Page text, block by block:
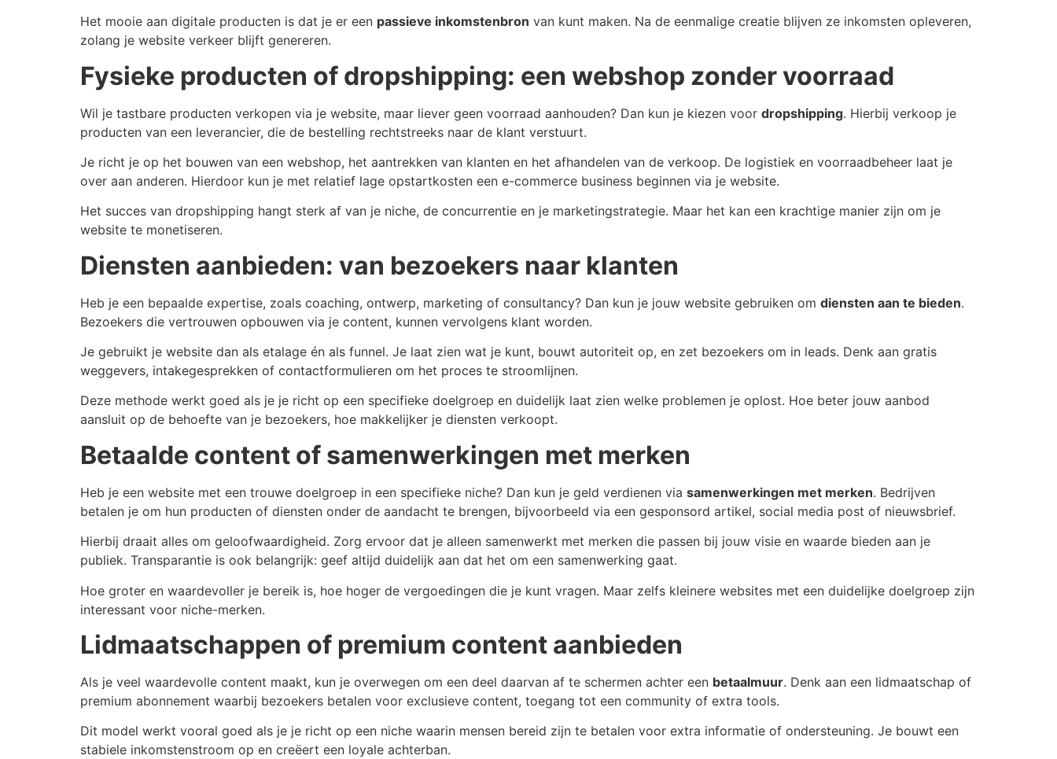
Het mooie aan digitale producten is dat je er een passieve inkomstenbron van kunt maken. Na de eenmalige creatie blijven ze inkomsten opleveren,
zolang je website verkeer blijft genereren.
Fysieke producten of dropshipping: een webshop zonder voorraad
Wil je tastbare producten verkopen via je website, maar liever geen voorraad aanhouden? Dan kun je kiezen voor dropshipping. Hierbij verkoop je
producten van een leverancier, die de bestelling rechtstreeks naar de klant verstuurt.
Je richt je op het bouwen van een webshop, het aantrekken van klanten en het afhandelen van de verkoop. De logistiek en voorraadbeheer laat je
over aan anderen. Hierdoor kun je met relatief lage opstartkosten een e-commerce business beginnen via je website.
Het succes van dropshipping hangt sterk af van je niche, de concurrentie en je marketingstrategie. Maar het kan een krachtige manier zijn om je
website te monetiseren.
Diensten aanbieden: van bezoekers naar klanten
Heb je een bepaalde expertise, zoals coaching, ontwerp, marketing of consultancy? Dan kun je jouw website gebruiken om diensten aan te bieden.
Bezoekers die vertrouwen opbouwen via je content, kunnen vervolgens klant worden.
Je gebruikt je website dan als etalage én als funnel. Je laat zien wat je kunt, bouwt autoriteit op, en zet bezoekers om in leads. Denk aan gratis
weggevers, intakegesprekken of contactformulieren om het proces te stroomlijnen.
Deze methode werkt goed als je je richt op een specifieke doelgroep en duidelijk laat zien welke problemen je oplost. Hoe beter jouw aanbod
aansluit op de behoefte van je bezoekers, hoe makkelijker je diensten verkoopt.
Betaalde content of samenwerkingen met merken
Heb je een website met een trouwe doelgroep in een specifieke niche? Dan kun je geld verdienen via samenwerkingen met merken. Bedrijven
betalen je om hun producten of diensten onder de aandacht te brengen, bijvoorbeeld via een gesponsord artikel, social media post of nieuwsbrief.
Hierbij draait alles om geloofwaardigheid. Zorg ervoor dat je alleen samenwerkt met merken die passen bij jouw visie en waarde bieden aan je
publiek. Transparantie is ook belangrijk: geef altijd duidelijk aan dat het om een samenwerking gaat.
Hoe groter en waardevoller je bereik is, hoe hoger de vergoedingen die je kunt vragen. Maar zelfs kleinere websites met een duidelijke doelgroep zijn
interessant voor niche-merken.
Lidmaatschappen of premium content aanbieden
Als je veel waardevolle content maakt, kun je overwegen om een deel daarvan af te schermen achter een betaalmuur. Denk aan een lidmaatschap of
premium abonnement waarbij bezoekers betalen voor exclusieve content, toegang tot een community of extra tools.
Dit model werkt vooral goed als je je richt op een niche waarin mensen bereid zijn te betalen voor extra informatie of ondersteuning. Je bouwt een
stabiele inkomstenstroom op en creëert een loyale achterban.